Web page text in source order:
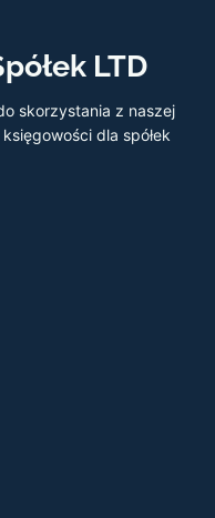
LTD
skorzystania z naszej
dla spółek